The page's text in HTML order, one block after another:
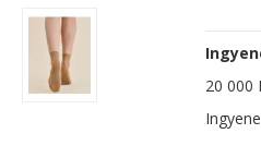
20 000